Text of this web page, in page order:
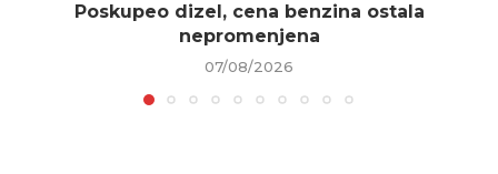
Poskupeo dizel, cena benzina ostala
nepromenjena
07/08/2026